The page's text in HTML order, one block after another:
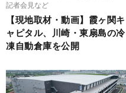
記者会見など
【現地取材・動画】霞ヶ関キ
ャピタル、川崎・東扇島の冷
凍自動倉庫を公開